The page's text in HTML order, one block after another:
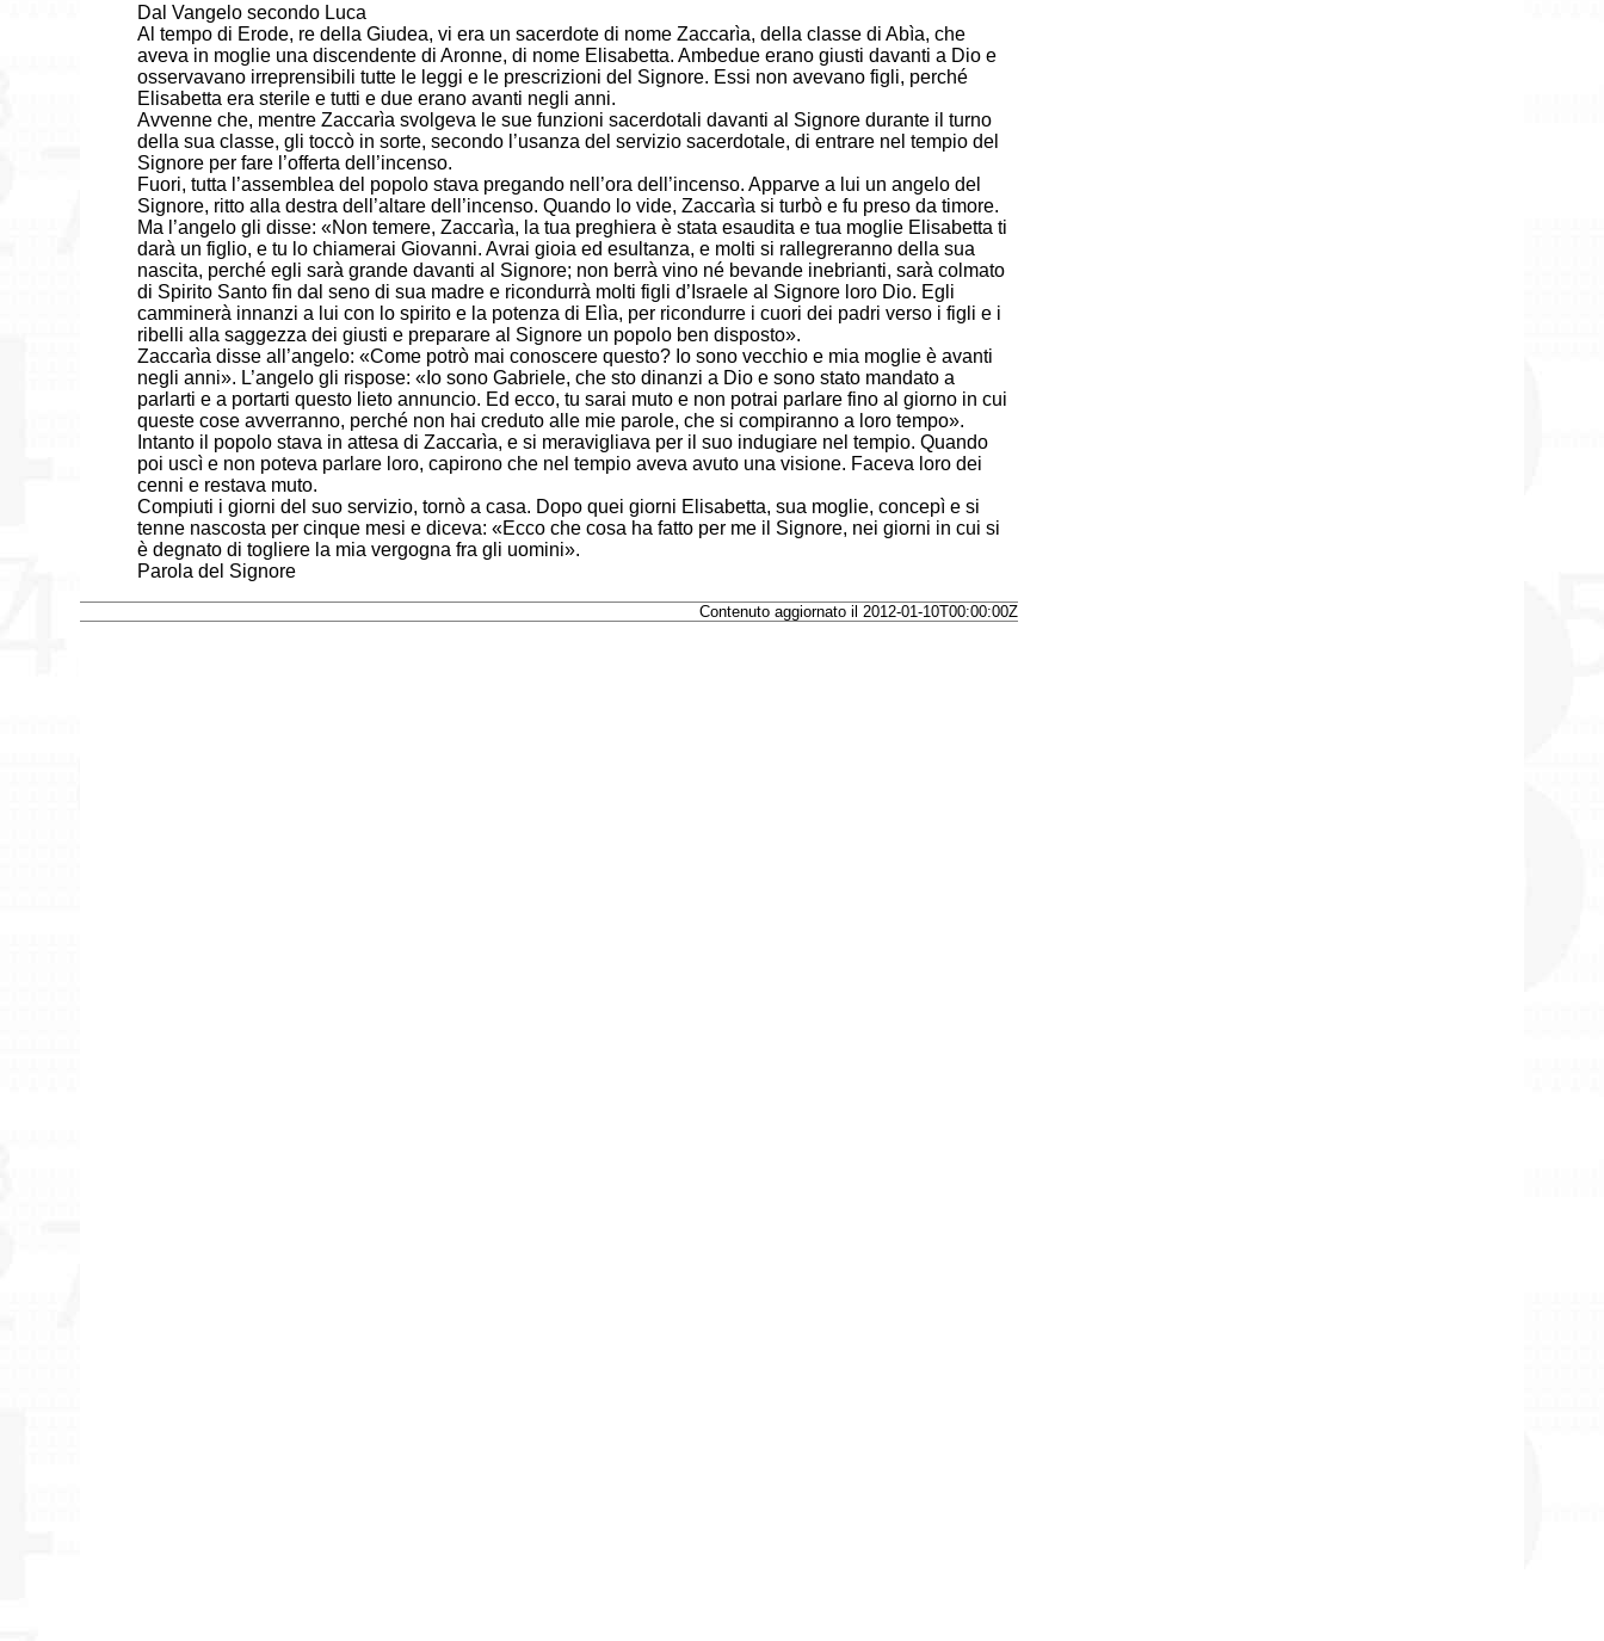
Dal Vangelo secondo Luca
Al tempo di Erode, re della Giudea, vi era un sacerdote di nome Zaccarìa, della classe di Abìa, che
aveva in moglie una discendente di Aronne, di nome Elisabetta. Ambedue erano giusti davanti a Dio e
osservavano irreprensibili tutte le leggi e le prescrizioni del Signore. Essi non avevano figli, perché
Elisabetta era sterile e tutti e due erano avanti negli anni.
Avvenne che, mentre Zaccarìa svolgeva le sue funzioni sacerdotali davanti al Signore durante il turno
della sua classe, gli toccò in sorte, secondo l’usanza del servizio sacerdotale, di entrare nel tempio del
Signore per fare l’offerta dell’incenso.
Fuori, tutta l’assemblea del popolo stava pregando nell’ora dell’incenso. Apparve a lui un angelo del
Signore, ritto alla destra dell’altare dell’incenso. Quando lo vide, Zaccarìa si turbò e fu preso da timore.
Ma l’angelo gli disse: «Non temere, Zaccarìa, la tua preghiera è stata esaudita e tua moglie Elisabetta ti
darà un figlio, e tu lo chiamerai Giovanni. Avrai gioia ed esultanza, e molti si rallegreranno della sua
nascita, perché egli sarà grande davanti al Signore; non berrà vino né bevande inebrianti, sarà colmato
di Spirito Santo fin dal seno di sua madre e ricondurrà molti figli d’Israele al Signore loro Dio. Egli
camminerà innanzi a lui con lo spirito e la potenza di Elìa, per ricondurre i cuori dei padri verso i figli e i
ribelli alla saggezza dei giusti e preparare al Signore un popolo ben disposto».
Zaccarìa disse all’angelo: «Come potrò mai conoscere questo? Io sono vecchio e mia moglie è avanti
negli anni». L’angelo gli rispose: «Io sono Gabriele, che sto dinanzi a Dio e sono stato mandato a
parlarti e a portarti questo lieto annuncio. Ed ecco, tu sarai muto e non potrai parlare fino al giorno in cui
queste cose avverranno, perché non hai creduto alle mie parole, che si compiranno a loro tempo».
Intanto il popolo stava in attesa di Zaccarìa, e si meravigliava per il suo indugiare nel tempio. Quando
poi uscì e non poteva parlare loro, capirono che nel tempio aveva avuto una visione. Faceva loro dei
cenni e restava muto.
Compiuti i giorni del suo servizio, tornò a casa. Dopo quei giorni Elisabetta, sua moglie, concepì e si
tenne nascosta per cinque mesi e diceva: «Ecco che cosa ha fatto per me il Signore, nei giorni in cui si
è degnato di togliere la mia vergogna fra gli uomini».
Parola del Signore
Contenuto aggiornato il 2012-01-10T00:00:00Z